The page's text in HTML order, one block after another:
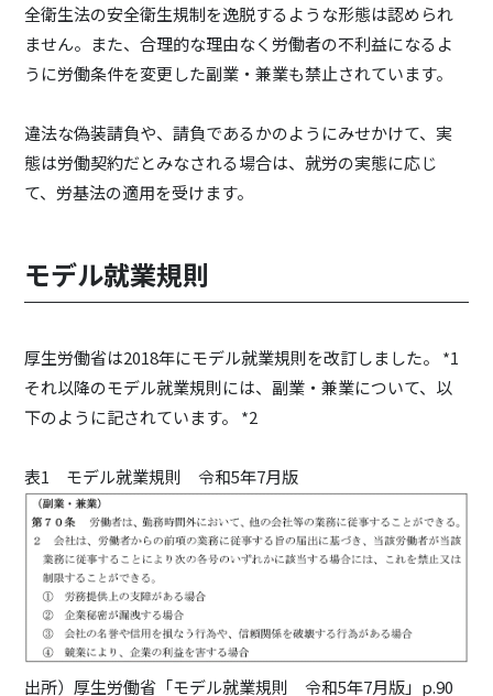
全衛生法の安全衛生規制を逸脱するような形態は認められ
ません。また、合理的な理由なく労働者の不利益になるよ
うに労働条件を変更した副業・兼業も禁止されています。
違法な偽装請負や、請負であるかのようにみせかけて、実
態は労働契約だとみなされる場合は、就労の実態に応じ
て、労基法の適用を受けます。
モデル就業規則
厚生労働省は2018年にモデル就業規則を改訂しました。 *1
それ以降のモデル就業規則には、副業・兼業について、以
下のように記されています。 *2
表1 モデル就業規則 令和5年7月版
出所）厚生労働省「モデル就業規則 令和5年7月版」p.90